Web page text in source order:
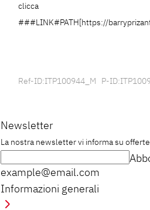
clicca
###LINK#PATH[https://
Ref-ID:ITP100944_M P-
Newsletter
La nostra newsletter vi informa su
example@email.com
Informazioni generali